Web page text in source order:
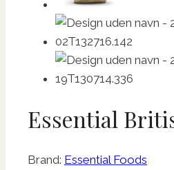
Essential
Brand: Essential Foods